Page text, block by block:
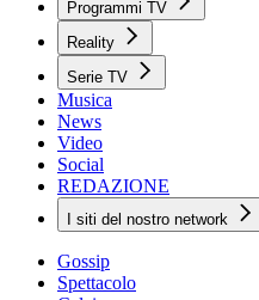
Programmi TV
Reality
Serie TV
Musica
News
Video
Social
REDAZIONE
I siti del nostro network
Gossip
Spettacolo